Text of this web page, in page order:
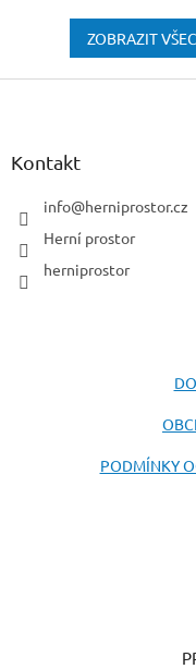
ZOBRAZIT
Z
Kontakt
info@herniprostor.cz
Herní prostor
herniprostor
PODMÍNKY